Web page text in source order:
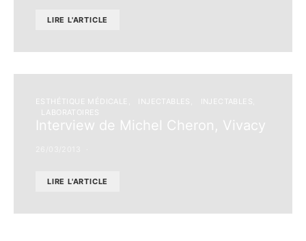
LIRE L'ARTICLE
ESTHÉTIQUE MÉDICALE INJECTABLES
INJECTABLES
LABORATOIRES
Interview de Michel Cheron, Vivacy
LIRE L'ARTICLE